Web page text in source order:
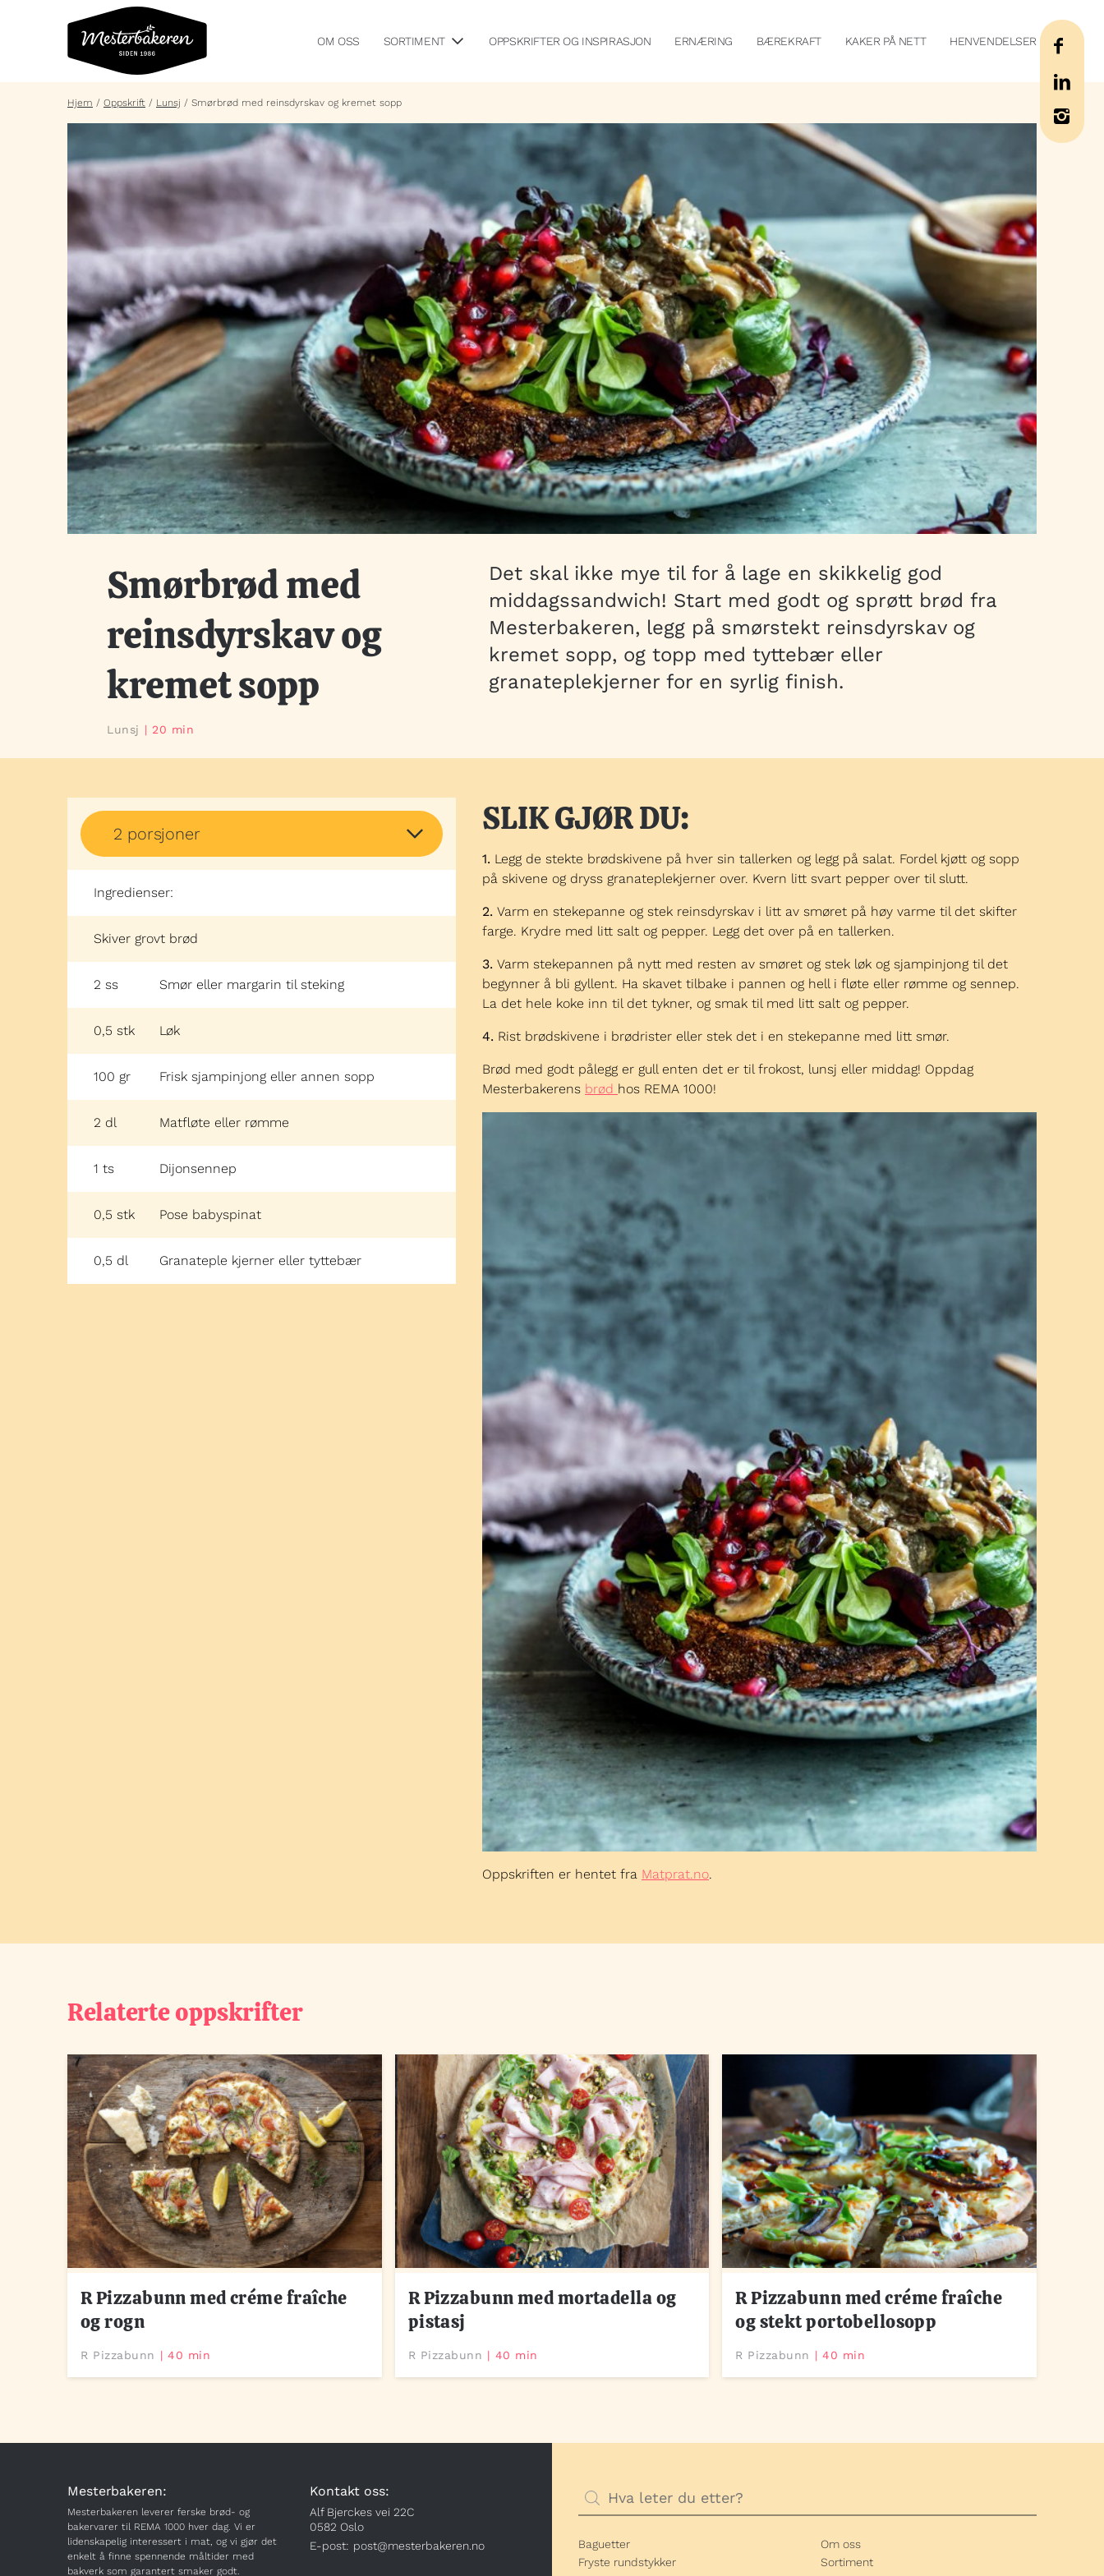
OM OSS SORTIMENT OPPSKRIFTER OG INSPIRASJON ERNÆRING BÆREKRAFT KAKER PÅ NETT HENVENDELSER
Hjem / Oppskrift / Lunsj / Smørbrød med reinsdyrskav og kremet sopp
Smørbrød med
reinsdyrskav og
kremet sopp
Lunsj 20 min
Det skal ikke mye til for å lage en skikkelig god
middagssandwich! Start med godt og sprøtt brød fra
Mesterbakeren, legg på smørstekt reinsdyrskav og
kremet sopp, og topp med tyttebær eller
granateplekjerner for en syrlig finish.
2 porsjoner
Ingredienser:
Skiver grovt brød
2 ss Smør eller margarin til steking
0,5 stk Løk
100 gr Frisk sjampinjong eller annen sopp
2 dl Matfløte eller rømme
1 ts Dijonsennep
0,5 stk Pose babyspinat
0,5 dl Granateple kjerner eller tyttebær
SLIK GJØR DU:
1. Legg de stekte brødskivene på hver sin tallerken og legg på salat. Fordel kjøtt og sopp
på skivene og dryss granateplekjerner over. Kvern litt svart pepper over til slutt.
2. Varm en stekepanne og stek reinsdyrskav i litt av smøret på høy varme til det skifter
farge. Krydre med litt salt og pepper. Legg det over på en tallerken.
3. Varm stekepannen på nytt med resten av smøret og stek løk og sjampinjong til det
begynner å bli gyllent. Ha skavet tilbake i pannen og hell i fløte eller rømme og sennep.
La det hele koke inn til det tykner, og smak til med litt salt og pepper.
4. Rist brødskivene i brødrister eller stek det i en stekepanne med litt smør.
Brød med godt pålegg er gull enten det er til frokost, lunsj eller middag! Oppdag
Mesterbakerens brød hos REMA 1000!
Oppskriften er hentet fra Matprat.no.
Relaterte oppskrifter
R Pizzabunn med créme fraîche
og rogn
R Pizzabunn 40 min
R Pizzabunn med mortadella og
pistasj
R Pizzabunn 40 min
R Pizzabunn med créme fraîche
og stekt portobellosopp
R Pizzabunn 40 min
Mesterbakeren:
Mesterbakeren leverer ferske brød- og
bakervarer til REMA 1000 hver dag. Vi er
lidenskapelig interessert i mat, og vi gjør det
enkelt å finne spennende måltider med
bakverk som garantert smaker godt.
Kontakt oss:
Alf Bjerckes vei 22C
0582 Oslo
E-post: post@mesterbakeren.no
Baguetter
Fryste rundstykker
Om oss
Sortiment